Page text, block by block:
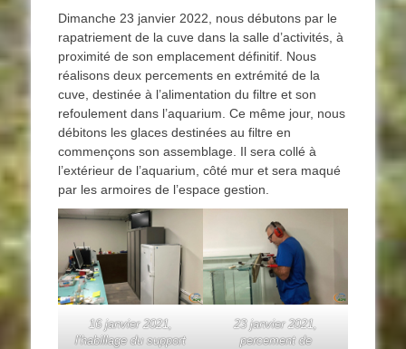
Dimanche 23 janvier 2022, nous débutons par le
rapatriement de la cuve dans la salle d’activités, à
proximité de son emplacement définitif. Nous
réalisons deux percements en extrémité de la
cuve, destinée à l’alimentation du filtre et son
refoulement dans l’aquarium. Ce même jour, nous
débitons les glaces destinées au filtre en
commençons son assemblage. Il sera collé à
l’extérieur de l’aquarium, côté mur et sera maqué
par les armoires de l’espace gestion.
16 janvier 2021,
l’habillage du support
23 janvier 2021,
percement de